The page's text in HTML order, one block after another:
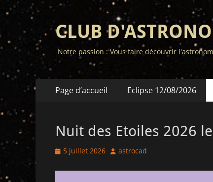
CLUB
Notre passion : Vous faire découvrir
Menu
Page d’accueil Eclipse 12/08/2026
Nuit des Etoiles 2026
Posted
5 juillet 2026 Author
astrocad